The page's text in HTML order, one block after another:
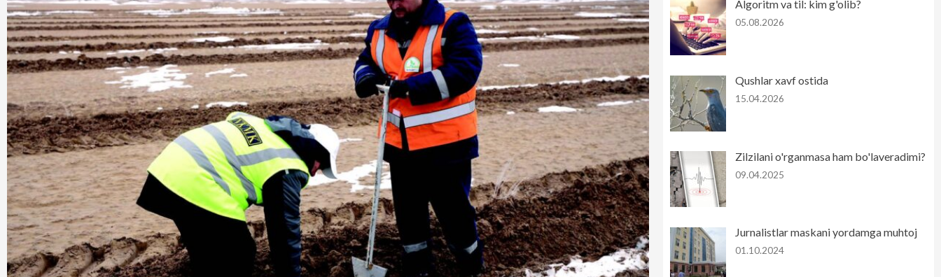
Algoritm va til: kim g'olib?
05.08.2026
Qushlar xavf ostida
15.04.2026
Zilzilani o'rganmasa ham bo'laveradimi?
09.04.2025
Jurnalistlar maskani yordamga muhtoj
01.10.2024